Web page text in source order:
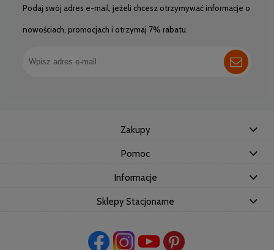
Podaj swój adres e-mail, jeżeli chcesz otrzymywać informacje o
nowościach, promocjach i otrzymaj 7% rabatu.
Zakupy
Pomoc
Informacje
Sklepy Stacjonarne